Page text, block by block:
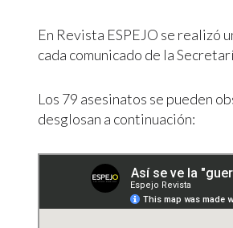
En Revista ESPEJO se realizó
cada comunicado de la
Los 79 asesinatos se pueden
desglosan a continuación: